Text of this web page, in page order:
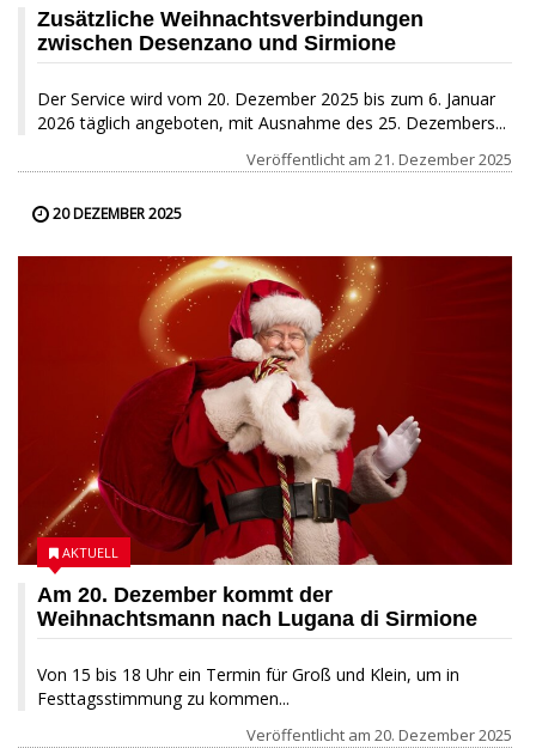
Zusätzliche Weihnachtsverbindungen
zwischen Desenzano und Sirmione
Der Service wird vom 20. Dezember 2025 bis zum 6. Januar
2026 täglich angeboten, mit Ausnahme des 25. Dezembers...
Veröffentlicht am 21. Dezember 2025
20 DEZEMBER 2025
Am 20. Dezember kommt der
Weihnachtsmann nach Lugana di Sirmione
Von 15 bis 18 Uhr ein Termin für Groß und Klein, um in
Festtagsstimmung zu kommen...
AKTUELL
Veröffentlicht am 20. Dezember 2025